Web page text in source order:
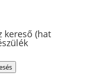
kereső (hat